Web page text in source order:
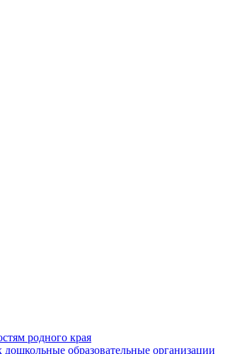
родного края
образовательные организации